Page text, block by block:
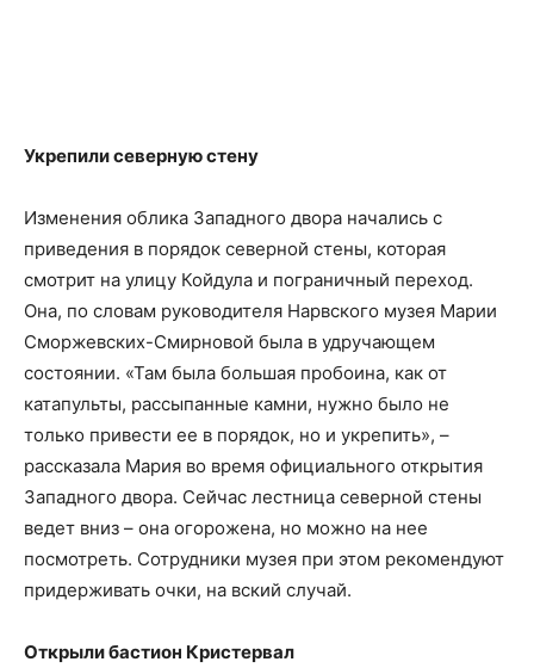
Укрепили северную стену
Изменения облика Западного двора начались с
приведения в порядок северной стены, которая
смотрит на улицу Койдула и пограничный переход.
Она, по словам руководителя Нарвского музея Марии
Сморжевских-Смирновой была в удручающем
состоянии. «Там была большая пробоина, как от
катапульты, рассыпанные камни, нужно было не
только привести ее в порядок, но и укрепить», –
рассказала Мария во время официального открытия
Западного двора. Сейчас лестница северной стены
ведет вниз – она огорожена, но можно на нее
посмотреть. Сотрудники музея при этом рекомендуют
придерживать очки, на вский случай.
Открыли бастион Кристервал